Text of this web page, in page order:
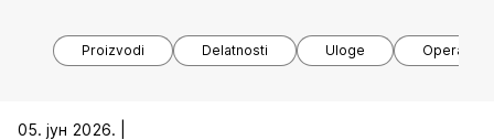
Proizvodi Delatnosti Uloge
05. јун 2026. |